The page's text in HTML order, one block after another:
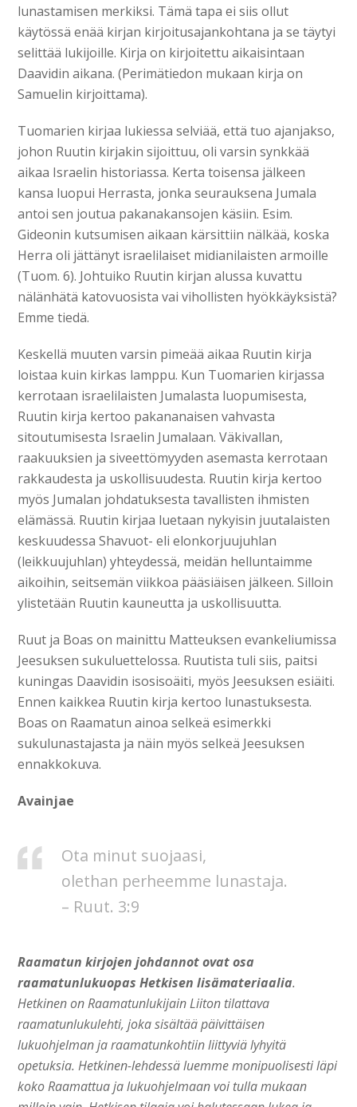
lunastamisen merkiksi. Tämä tapa ei siis ollut
käytössä enää kirjan kirjoitusajankohtana ja se täytyi
selittää lukijoille. Kirja on kirjoitettu aikaisintaan
Daavidin aikana. (Perimätiedon mukaan kirja on
Samuelin kirjoittama).
Tuomarien kirjaa lukiessa selviää, että tuo ajanjakso,
johon Ruutin kirjakin sijoittuu, oli varsin synkkää
aikaa Israelin historiassa. Kerta toisensa jälkeen
kansa luopui Herrasta, jonka seurauksena Jumala
antoi sen joutua pakanakansojen käsiin. Esim.
Gideonin kutsumisen aikaan kärsittiin nälkää, koska
Herra oli jättänyt israelilaiset midianilaisten armoille
(Tuom. 6). Johtuiko Ruutin kirjan alussa kuvattu
nälänhätä katovuosista vai vihollisten hyökkäyksistä?
Emme tiedä.
Keskellä muuten varsin pimeää aikaa Ruutin kirja
loistaa kuin kirkas lamppu. Kun Tuomarien kirjassa
kerrotaan israelilaisten Jumalasta luopumisesta,
Ruutin kirja kertoo pakananaisen vahvasta
sitoutumisesta Israelin Jumalaan. Väkivallan,
raakuuksien ja siveettömyyden asemasta kerrotaan
rakkaudesta ja uskollisuudesta. Ruutin kirja kertoo
myös Jumalan johdatuksesta tavallisten ihmisten
elämässä. Ruutin kirjaa luetaan nykyisin juutalaisten
keskuudessa Shavuot- eli elonkorjuujuhlan
(leikkuujuhlan) yhteydessä, meidän helluntaimme
aikoihin, seitsemän viikkoa pääsiäisen jälkeen. Silloin
ylistetään Ruutin kauneutta ja uskollisuutta.
Ruut ja Boas on mainittu Matteuksen evankeliumissa
Jeesuksen sukuluettelossa. Ruutista tuli siis, paitsi
kuningas Daavidin isosisoäiti, myös Jeesuksen esiäiti.
Ennen kaikkea Ruutin kirja kertoo lunastuksesta.
Boas on Raamatun ainoa selkeä esimerkki
sukulunastajasta ja näin myös selkeä Jeesuksen
ennakkokuva.
Avainjae
Ota minut suojaasi,
olethan perheemme lunastaja.
– Ruut. 3:9
Raamatun kirjojen johdannot ovat osa
raamatunlukuopas Hetkisen lisämateriaalia.
Hetkinen on Raamatunlukijain Liiton tilattava
raamatunlukulehti, joka sisältää päivittäisen
lukuohjelman ja raamatunkohtiin liittyviä lyhyitä
opetuksia. Hetkinen-lehdessä luemme monipuolisesti läpi
koko Raamattua ja lukuohjelmaan voi tulla mukaan